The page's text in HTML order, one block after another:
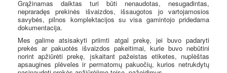
Grąžinamas daiktas turi būti nenaudotas, nesugadintas,
nepraradęs prekinės išvaizdos, išsaugotos jo vartojamosios
savybės,pilnos komplektacijos su visa gamintojo pridedama
dokumentacija.
Mes galime atsisakyti priimti atgal prekę, jei buvo padaryti
prekės ar pakuotės išvaizdos pakeitimai, kurie buvo nebūtini
norint apžiūrėti prekę, įskaitant pažeistas etiketes, nuplėštas
apsaugines plėveles ir permatomų pakuočių, kurios netrukdytų